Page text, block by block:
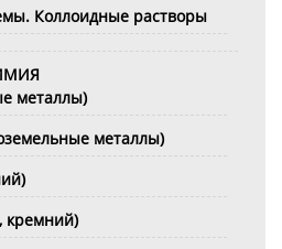
Коллоидные растворы
металлы)
металлы)
кремний)